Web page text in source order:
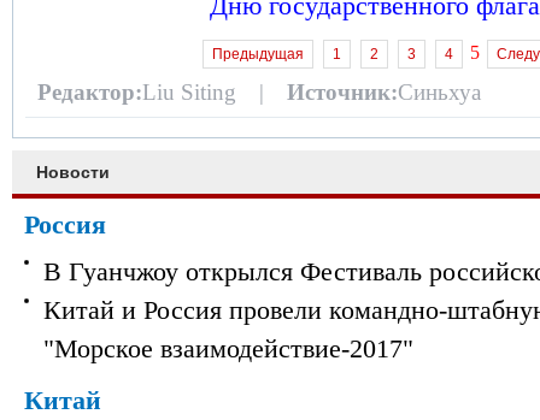
Предыдущая 1 2 3 4 5
Редактор:Liu Siting | Источник:Синьхуа
Новости
Россия
В Гуанчжоу открылся Фестиваль
Китай и Россия провели командно-
"Морское взаимодействие-2017"
Китай